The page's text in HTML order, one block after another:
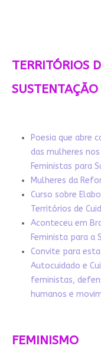
TERRITÓRIOS
Poesia que abre
das mulheres
Feministas para
Mulheres da
Curso sobre
Territórios de
Aconteceu em
Feminista para a
Convite para
Autocuidado e
feministas,
humanos e
FEMINISMO